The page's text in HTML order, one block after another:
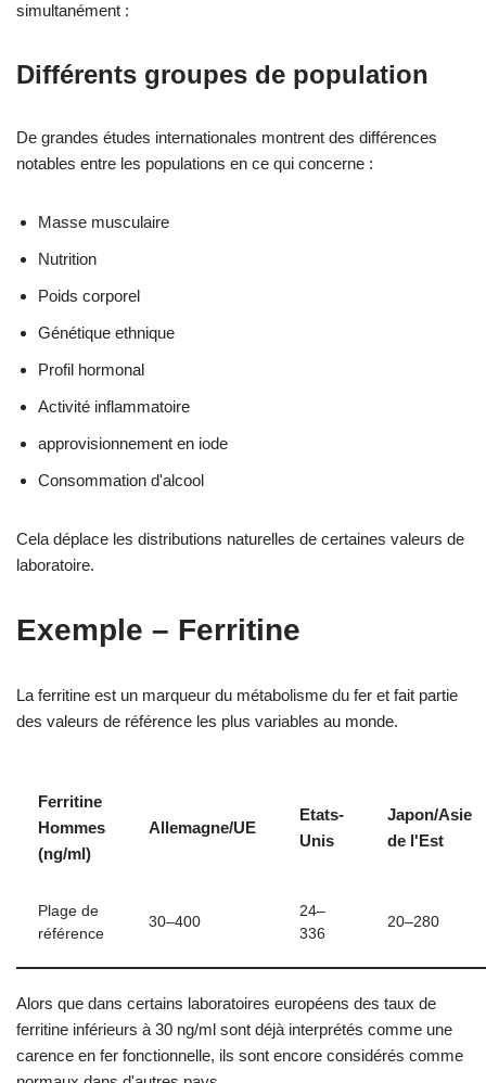
simultanément :
Différents groupes de population
De grandes études internationales montrent des différences
notables entre les populations en ce qui concerne :
Masse musculaire
Nutrition
Poids corporel
Génétique ethnique
Profil hormonal
Activité inflammatoire
approvisionnement en iode
Consommation d'alcool
Cela déplace les distributions naturelles de certaines valeurs de
laboratoire.
Exemple – Ferritine
La ferritine est un marqueur du métabolisme du fer et fait partie
des valeurs de référence les plus variables au monde.
Ferritine
Hommes
(ng/ml)
Allemagne/UE
Etats-
Unis
Japon/Asie
de l'Est
Plage de
référence
30–400
24–
336
20–280
Alors que dans certains laboratoires européens des taux de
ferritine inférieurs à 30 ng/ml sont déjà interprétés comme une
carence en fer fonctionnelle, ils sont encore considérés comme